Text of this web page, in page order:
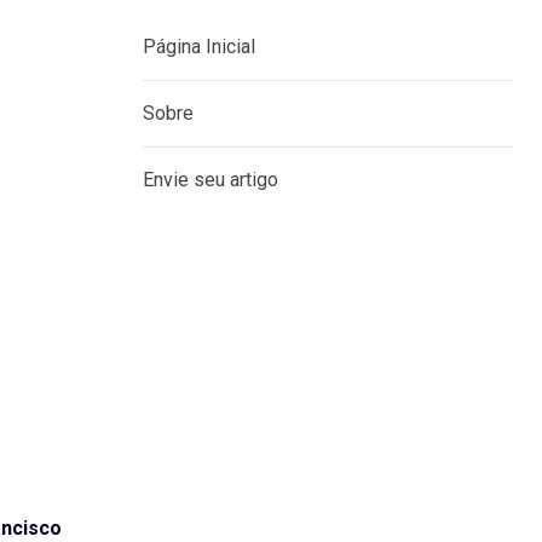
Página Inicial
Sobre
Envie seu artigo